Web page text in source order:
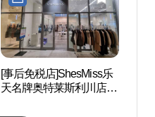
[事后免税店]ShesMiss乐
天名牌奥特莱斯利川店